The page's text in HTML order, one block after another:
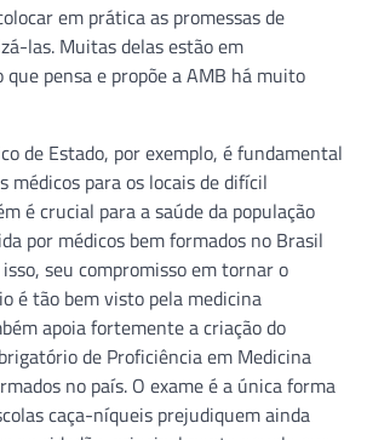
em prática as promessas de
las. Muitas delas estão em
que pensa e propõe a AMB há muito
de Estado, por exemplo, é fundamental
médicos para os locais de difícil
é crucial para a saúde da população
por médicos bem formados no Brasil
seu compromisso em tornar o
é tão bem visto pela medicina
apoia fortemente a criação do
de Proficiência em Medicina
no país. O exame é a única forma
caça-níqueis prejudiquem ainda